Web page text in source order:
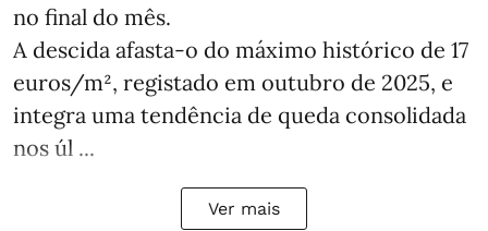
no final do mês.
A descida afasta‑o do máximo histórico de 17
euros/m², registado em outubro de 2025, e
integra uma tendência de queda consolidada
nos úl ...
Ver mais